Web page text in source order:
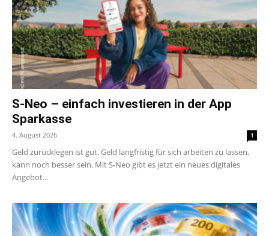
S-Neo – einfach investieren in der App
Sparkasse
4. August 2026 1
Geld zurücklegen ist gut. Geld langfristig für sich arbeiten zu lassen,
kann noch besser sein. Mit S-Neo gibt es jetzt ein neues digitales
Angebot...